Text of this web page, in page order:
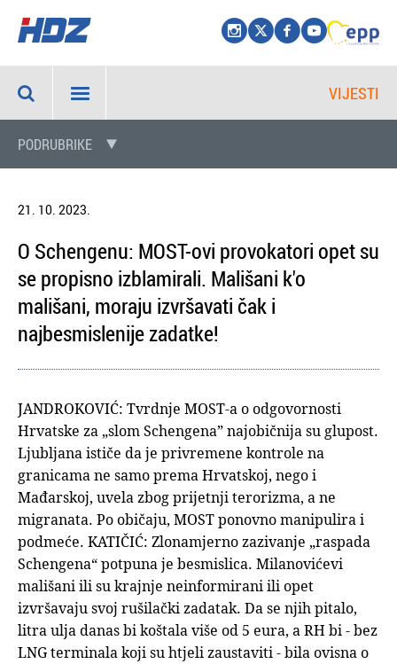
VIJESTI
PODRUBRIKE
21. 10. 2023.
O Schengenu: MOST-ovi provokatori opet su
se propisno izblamirali. Mališani k'o
mališani, moraju izvršavati čak i
najbesmislenije zadatke!
JANDROKOVIĆ: Tvrdnje MOST-a o odgovornosti
Hrvatske za „slom Schengena” najobičnija su glupost.
Ljubljana ističe da je privremene kontrole na
granicama ne samo prema Hrvatskoj, nego i
Mađarskoj, uvela zbog prijetnji terorizma, a ne
migranata. Po običaju, MOST ponovno manipulira i
podmeće. KATIČIĆ: Zlonamjerno zazivanje „raspada
Schengena“ potpuna je besmislica. Milanovićevi
mališani ili su krajnje neinformirani ili opet
izvršavaju svoj rušilački zadatak. Da se njih pitalo,
litra ulja danas bi koštala više od 5 eura, a RH bi - bez
LNG terminala koji su htjeli zaustaviti - bila ovisna o